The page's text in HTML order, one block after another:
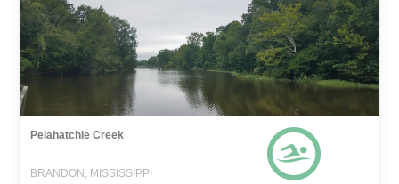
Pelahatchie Creek
BRANDON, MISSISSIPPI